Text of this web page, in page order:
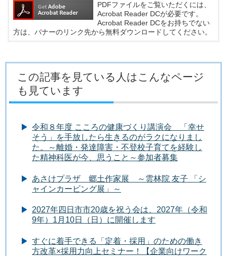
PDFファイルをご覧いただくには、
Acrobat Reader DCが必要です。
Acrobat Reader DCをお持ちでない
方は、バナーのリンク先から無料ダウンロードしてください。
この記事を見ている人はこんなページ
も見ています
令和８年度 こころの健康づくり講演会 「幸せ
そう」を手放したら生きるのがラクになりまし
た。～離婚・発達障害・不登校子育てを経験し
た精神科医が今、思うこと～参加者募集
あさけプラザ 郷土作家展 ～雲林院 友子 「シ
ャインカービング展」～
2027年四日市市20歳を祝う会は、2027年（令和
9年）1月10日（日）に開催します
すぐに着手できる「定着・採用」のための働き
方改革×採用力向上セミナー！【企業向けワーク